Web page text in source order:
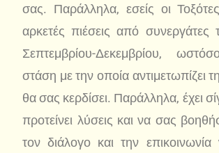
σας. Παράλληλα, εσείς οι
αρκετές πιέσεις από συνεργάτες
Σεπτεμβρίου-Δεκεμβρίου,
στάση με την οποία αντιμετωπίζει
θα σας κερδίσει. Παράλληλα, έχει
προτείνει λύσεις και να σας
τον διάλογο και την επικοινωνία